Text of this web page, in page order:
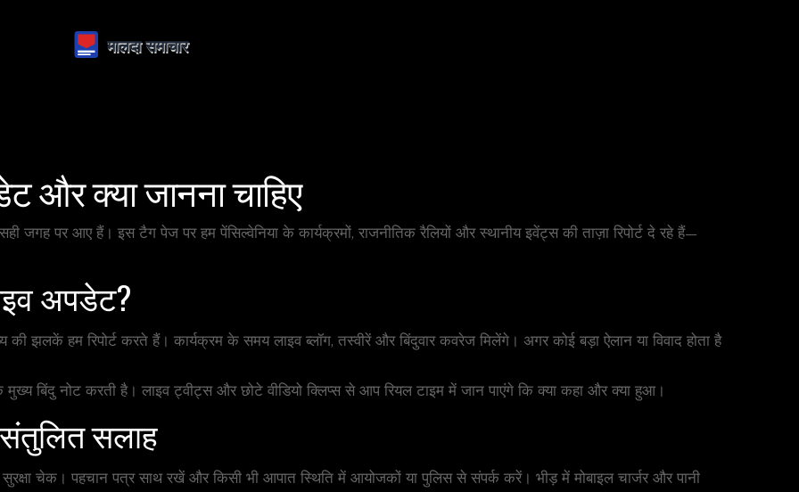
और क्या जानना चाहिए
जगह पर आए हैं। इस टैग पेज पर हम पेंसिल्वेनिया के कार्यक्रमों, राजनीतिक रैलियों और स्थानीय इवेंट्स की ताज़ा रिपोर्ट दे रहे हैं—
अपडेट?
हम रिपोर्ट करते हैं। कार्यक्रम के समय लाइव ब्लॉग, तस्वीरें और बिंदुवार कवरेज मिलेंगे। अगर कोई बड़ा ऐलान या विवाद होता है
बिंदु नोट करती है। लाइव ट्वीट्स और छोटे वीडियो क्लिप्स से आप रियल टाइम में जान पाएंगे कि क्या कहा और क्या हुआ।
सलाह
चेक। पहचान पत्र साथ रखें और किसी भी आपात स्थिति में आयोजकों या पुलिस से संपर्क करें। भीड़ में मोबाइल चार्जर और पानी